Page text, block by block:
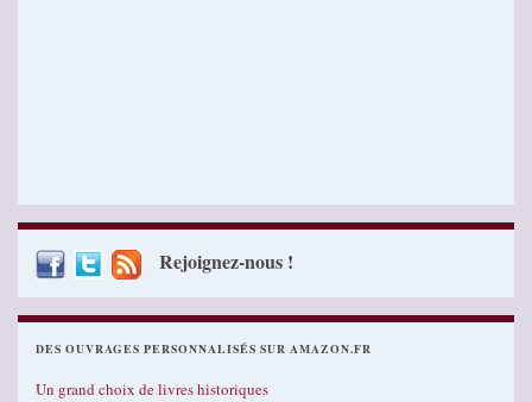
Rejoignez-nous !
DES OUVRAGES PERSONNALISÉS SUR AMAZON.FR
Un grand choix de livres historiques